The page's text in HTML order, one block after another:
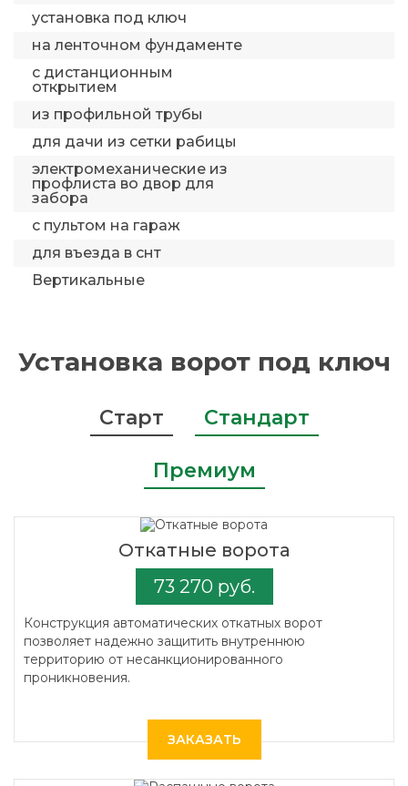
установка под ключ
на ленточном фундаменте
с дистанционным
открытием
из профильной трубы
для дачи из сетки рабицы
электромеханические из
профлиста во двор для
забора
с пультом на гараж
для въезда в снт
Вертикальные
Установка ворот под ключ
Старт Стандарт
Премиум
Откатные ворота
73 270 руб.
Конструкция автоматических откатных ворот
позволяет надежно защитить внутреннюю
территорию от несанкционированного
проникновения.
ЗАКАЗАТЬ